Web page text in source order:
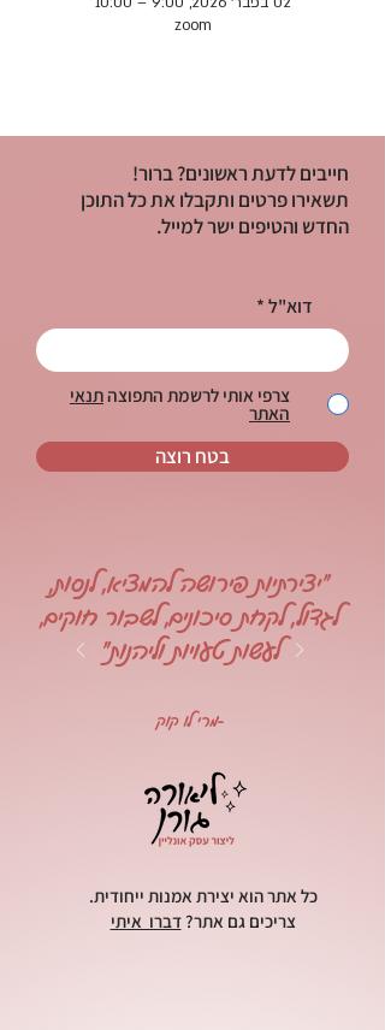
zoom
חייבים לדעת ראשונים? ברור!
תשאירו פרטים ותקבלו את כל התוכן
החדש והטיפים ישר למייל.
דוא"ל
צרפי אותי לרשמת התפוצהתנאי
האתר
בטח רוצה
כל אתר הוא יצירת אמנות ייחודית.
צריכים גם אתר?דברו איתי
"יצירתיות פירושה להמציא, לנסות,
לגדול, לקחת סיכונים, לשבור חוקים,
לעשות טעויות וליהנות"
-מרי לו קוק